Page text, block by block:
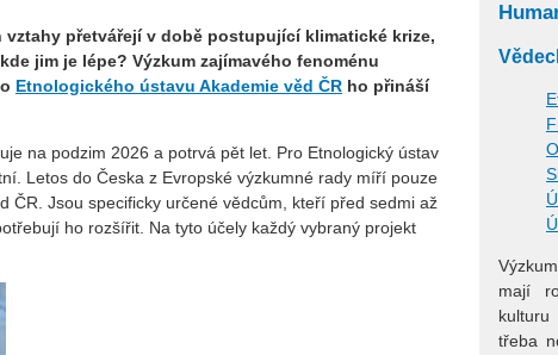
přetvářejí v době postupující klimatické krize,
jim je lépe? Výzkum zajímavého fenoménu
Etnologického ústavu Akademie věd ČR ho přináší
na podzim 2026 a potrvá pět let. Pro Etnologický ústav
Letos do Česka z Evropské výzkumné rady míří pouze
ČR. Jsou specificky určené vědcům, kteří před sedmi až
ho rozšířit. Na tyto účely každý vybraný projekt
mají
třeba